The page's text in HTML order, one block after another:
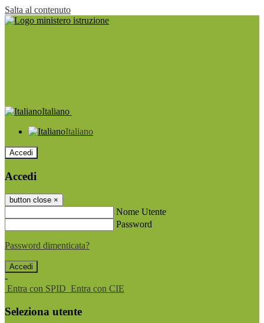
Salta al contenuto
Italiano
Italiano
Accedi
Accedi
button close ×
Nome Utente
Password
Password dimenticata?
-
Entra con SPID Entra con CIE
Seleziona utente